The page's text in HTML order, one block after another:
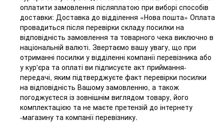
оплатити замовлення післяплатою при виборі способів
доставки: Доставка до відділення «Нова пошта» Оплата
провадиться після перевірки складу посилки на
відповідність замовлення та товарного чека виключно в
національній валюті. Звертаємо вашу увагу, що при
отриманні посилки у відділенні компанії перевізника або
у кур'єра та оплаті ви підписуєте акт приймання-
передачі, яким підтверджуєте факт перевірки посилки
на відповідність Вашому замовленню, а також
погоджуєтеся із зовнішнім виглядом товару, його
комплектацією та не маєте претензій до інтернету
-магазину та компанії перевізнику.